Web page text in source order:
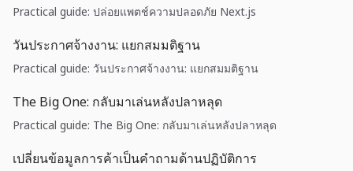
Practical guide: ปล่อยแพตช์ความปลอดภัย Next.js
วันประกาศจ้างงาน: แยกสมมติฐาน
Practical guide: วันประกาศจ้างงาน: แยกสมมติฐาน
The Big One: กลับมาเล่นหลังปลาหลุด
Practical guide: The Big One: กลับมาเล่นหลังปลาหลุด
เปลี่ยนข้อมูลการค้าเป็นคำถามด้านปฏิบัติการ